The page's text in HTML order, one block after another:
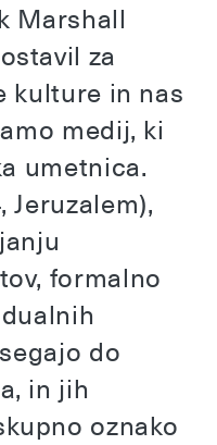
Marshall
za
kulture in nas
medij, ki
umetnica.
Jeruzalem),
formalno
do
in jih
oznako